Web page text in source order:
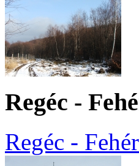
Regéc -
Regéc -